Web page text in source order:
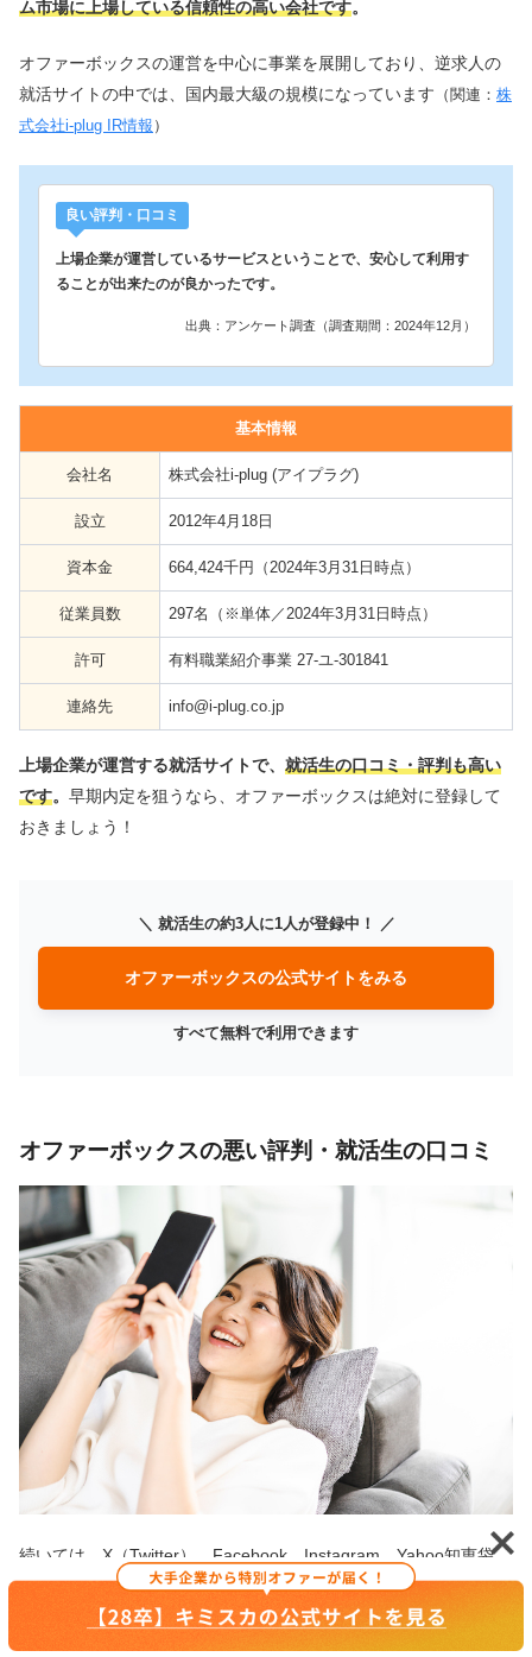
ム市場に上場している信頼性の高い会社です。
オファーボックスの運営を中心に事業を展開しており、逆求人の
就活サイトの中では、国内最大級の規模になっています （関連： 株
式会社i-plug IR情報 ）
良い評判・口コミ
上場企業が運営しているサービスということで、安心して利用す
ることが出来たのが良かったです。
出典：アンケート調査（調査期間：2024年12月）
基本情報
会社名 株式会社i-plug (アイプラグ)
設立 2012年4月18日
資本金 664,424千円（2024年3月31日時点）
従業員数 297名（※単体／2024年3月31日時点）
許可 有料職業紹介事業 27-ユ-301841
連絡先 info@i-plug.co.jp
上場企業が運営する就活サイトで、 就活生の口コミ・評判も高い
です。 早期内定を狙うなら、オファーボックスは絶対に登録して
おきましょう！
＼ 就活生の約3人に1人が登録中！ ／
オファーボックスの公式サイトをみる
すべて無料で利用できます
オファーボックスの悪い評判・就活生の口コミ
続いては、X（Twitter）、Facebook、Instagram、Yahoo知恵袋、
教えてgoo! 、みん評 など、生の体験談が発見できる場所でオファ
ーボックスの悪い評判やデメリットを調べてみました。